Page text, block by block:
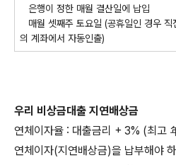
은행이 정한 매월 결산일에 납입
매월 셋째주 토요일 (공휴일인 경우 직
의 계좌에서 자동인출)
우리 비상금대출 지연배상금
연체이자율 : 대출금리 + 3% (최고
연체이자(지연배상금)을 납부해야